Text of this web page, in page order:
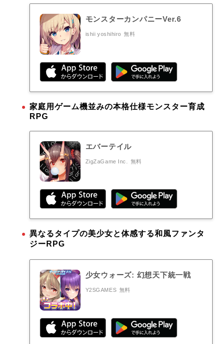
モンスターカンパニーVer.6
ishii yoshihiro 無料
家庭用ゲーム機並みの本格仕様モンスター育成
RPG
エバーテイル
ZigZaGame Inc. 無料
異なるタイプの美少女と体感する和風ファンタ
ジーRPG
少女ウォーズ: 幻想天下統一戦
Y2SGAMES 無料